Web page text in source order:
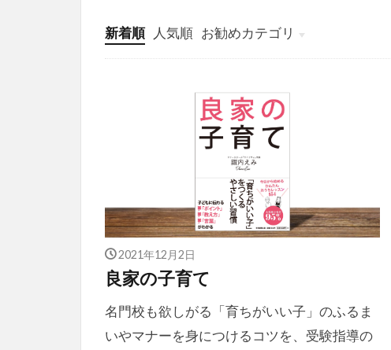
新着順 人気順 お勧めカテゴリ
投稿
学び
マンガ
電子書籍
2021年12月2日
良家の子育て
名門校も欲しがる「育ちがいい子」のふるま
いやマナーを身につけるコツを、受験指導の